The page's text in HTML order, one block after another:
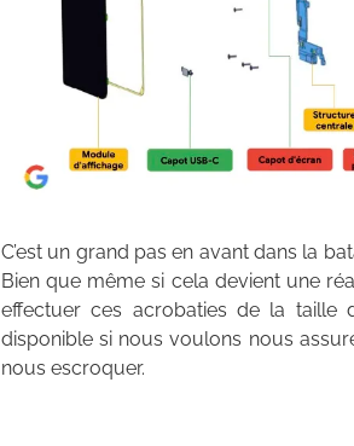
C’est un grand pas en avant dans la
Bien que même si cela devient une
effectuer ces acrobaties de la taille
disponible si nous voulons nous
nous escroquer.